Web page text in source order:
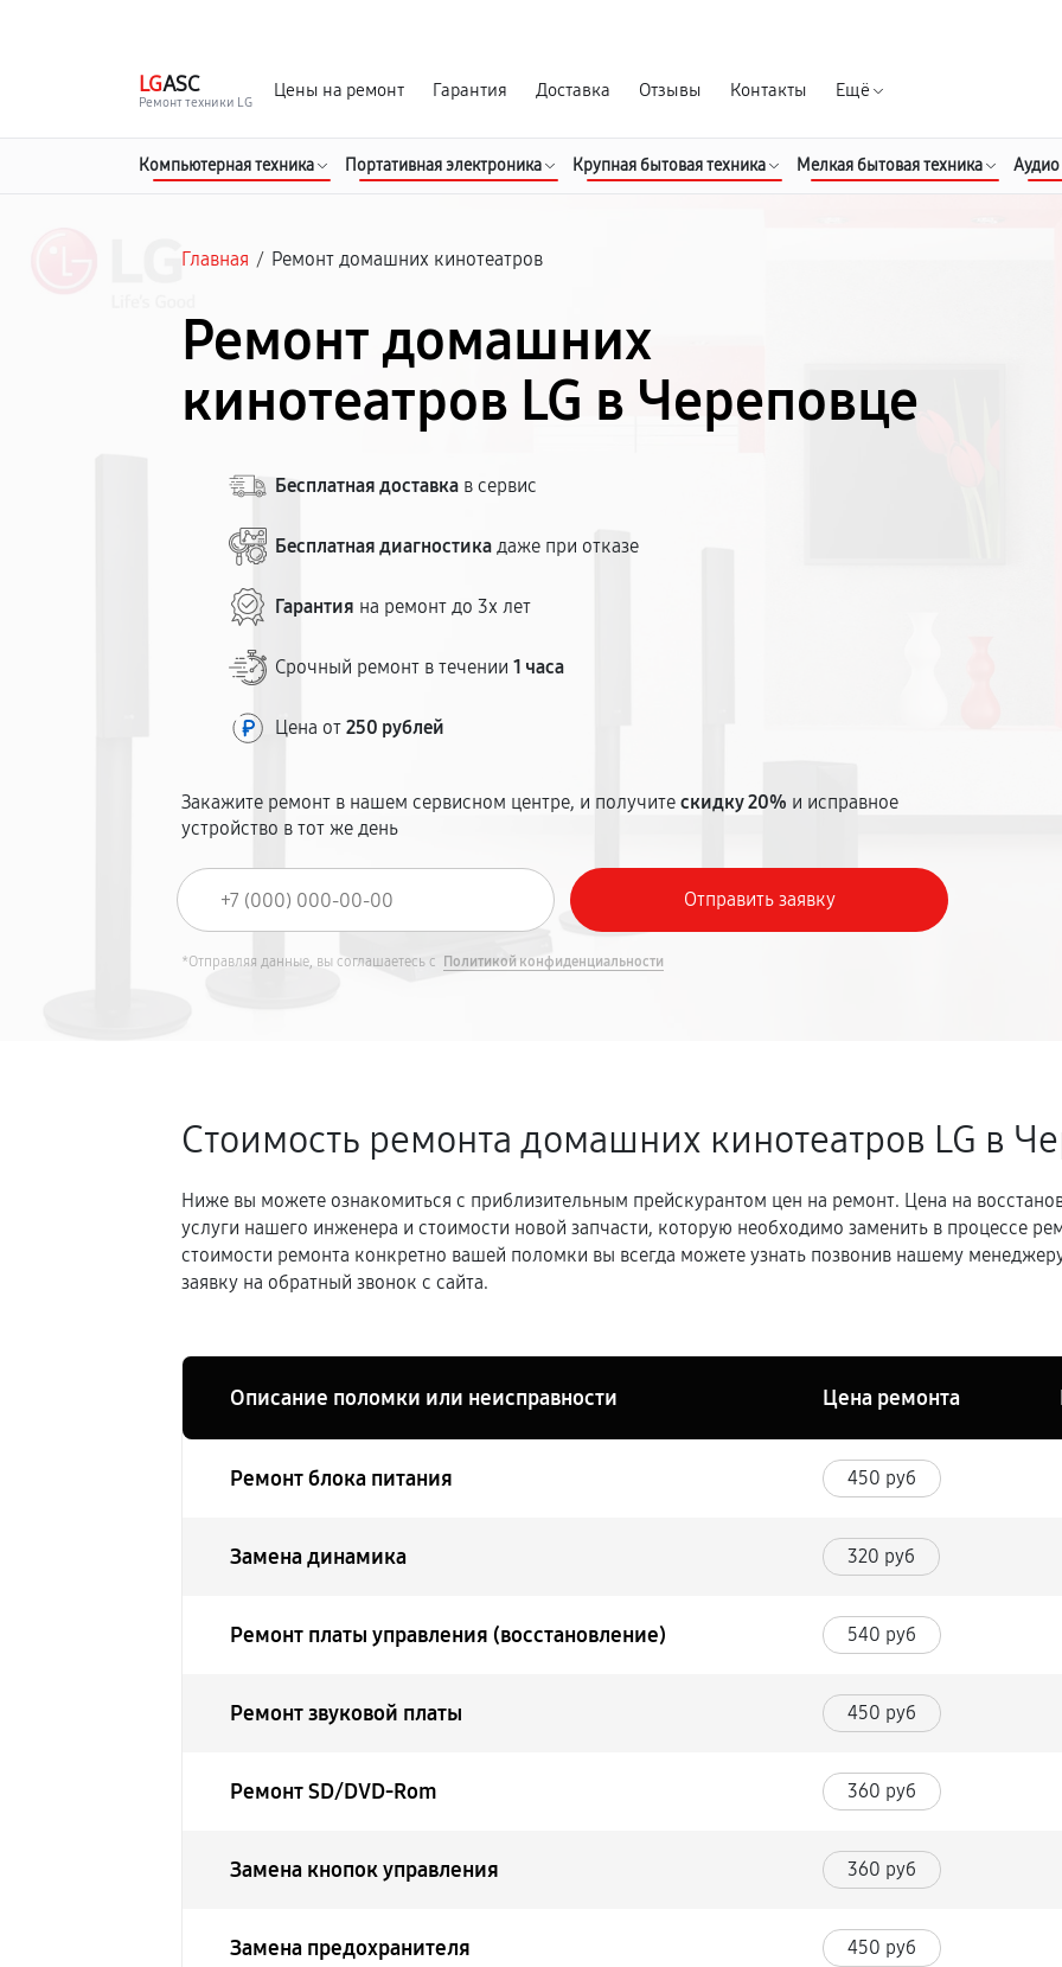
LGASC
Ремонт техники LG
Цены на ремонт Гарантия Доставка Отзывы Контакты Ещё
Компьютерная техника Портативная электроника Крупная бытовая техника Мелкая бытовая техника Аудио
Главная / Ремонт домашних кинотеатров
Ремонт домашних
кинотеатров LG в Череповце
Бесплатная доставка в сервис
Бесплатная диагностика даже при отказе
Гарантия на ремонт до 3х лет
Срочный ремонт в течении1 часа
Цена от250 рублей
Закажите ремонт в нашем сервисном центре, и получитескидку 20% и исправное
устройство в тот же день
*Отправляя данные, вы соглашаетесь с Политикой конфиденциальности
Стоимость ремонта домашних кинотеатров LG в
Ниже вы можете ознакомиться с приблизительным прейскурантом цен на ремонт. Цена на
услуги нашего инженера и стоимости новой запчасти, которую необходимо заменить в процессе
стоимости ремонта конкретно вашей поломки вы всегда можете узнать позвонив нашему
заявку на обратный звонок с сайта.
Описание поломки или неисправности Цена ремонта
Ремонт блока питания 450 руб
Замена динамика 320 руб
Ремонт платы управления (восстановление) 540 руб
Ремонт звуковой платы 450 руб
Ремонт SD/DVD-Rom 360 руб
Замена кнопок управления 360 руб
Замена предохранителя 450 руб